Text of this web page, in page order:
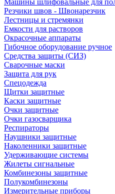
Машины шлифовальные для
Резчики швов - Швонарезчик
Лестницы и стремянки
Емкости для растворов
Окрасочные аппараты
Гибочное оборудование ручное
Средства защиты (СИЗ)
Сварочные маски
Защита для рук
Спецодежда
Щитки защитные
Каски защитные
Очки защитные
Очки газосварщика
Респираторы
Наушники защитные
Наколенники защитные
Удерживающие системы
Жилеты сигнальные
Комбинезоны защитные
Полукомбинезоны
Измерительные приборы